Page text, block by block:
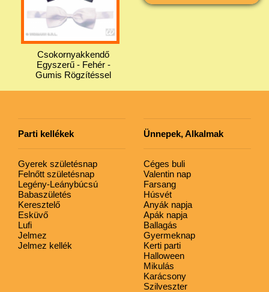
Csokornyakkendő
Egyszerű - Fehér -
Gumis Rögzítéssel
Parti kellékek
Gyerek születésnap
Felnőtt születésnap
Legény-Leánybúcsú
Babaszületés
Keresztelő
Esküvő
Lufi
Jelmez
Jelmez kellék
Ünnepek, Alkalmak
Céges buli
Valentin nap
Farsang
Húsvét
Anyák napja
Apák napja
Ballagás
Gyermeknap
Kerti parti
Halloween
Mikulás
Karácsony
Szilveszter